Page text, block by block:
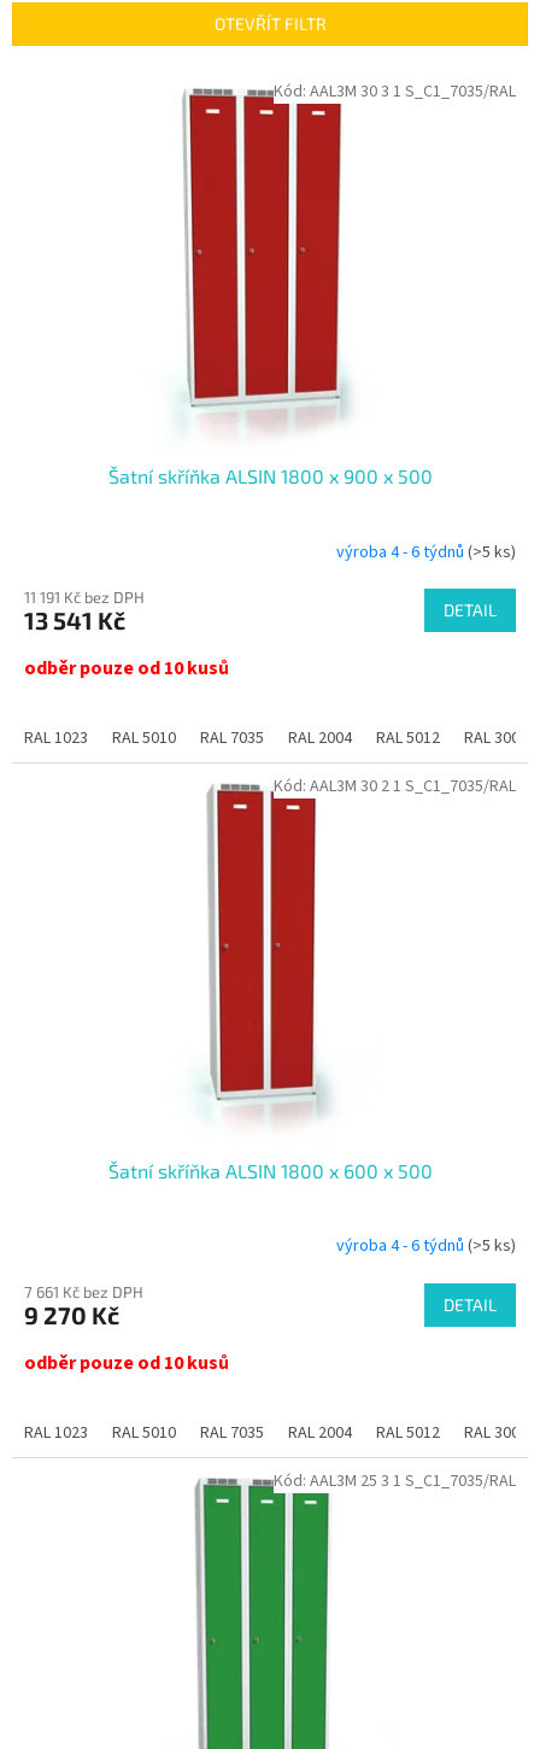
í
OTEVŘÍT FILTR
Šatní skříňka ALSIN 1800 x 900 x 500
výroba 4 - 6 týdnů (>5 ks)
11 191 Kč bez DPH
13 541 Kč DETAIL
odběr pouze od 10 kusů
RAL 1023 RAL 5010 RAL 7035 RAL 2004 RAL 5012 RAL 3000
Kód: AAL3M 30 3 1 S_C1_7035/RAL
Šatní skříňka ALSIN 1800 x 600 x 500
výroba 4 - 6 týdnů (>5 ks)
7 661 Kč bez DPH
9 270 Kč DETAIL
odběr pouze od 10 kusů
RAL 1023 RAL 5010 RAL 7035 RAL 2004 RAL 5012 RAL 3000
Kód: AAL3M 30 2 1 S_C1_7035/RAL
Kód: AAL3M 25 3 1 S_C1_7035/RAL